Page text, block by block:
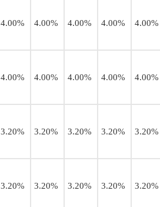
4.00% 4.00% 4.00% 4.00% 4.00%
4.00% 4.00% 4.00% 4.00% 4.00%
3.20% 3.20% 3.20% 3.20% 3.20%
3.20% 3.20% 3.20% 3.20% 3.20%